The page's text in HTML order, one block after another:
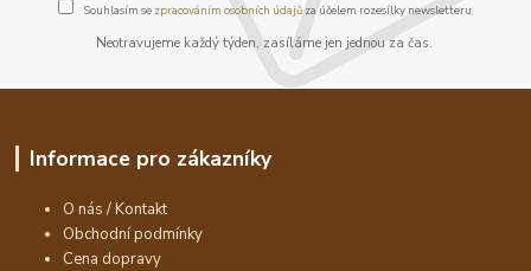
Souhlasím se zpracováním osobních údajůza účelem rozesílky newsletteru.
Neotravujeme každý týden, zasíláme jen jednou za čas.
Informace pro zákazníky
O nás / Kontakt
Obchodní podmínky
Cena dopravy